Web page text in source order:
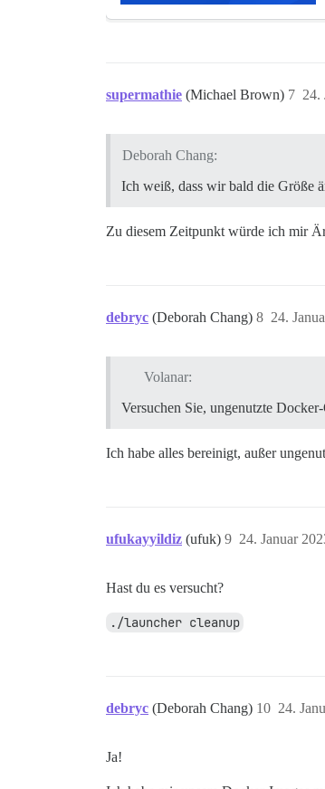
supermathie (Michael Brown) 24.
7
Deborah Chang:
Ich weiß, dass wir bald die Größe
Zu diesem Zeitpunkt würde ich mir
debryc (Deborah Chang) 24.
8
Volanar:
Versuchen Sie, ungenutzte
Ich habe alles bereinigt, außer
ufukayyildiz (ufuk) 24. Januar
9
Hast du es versucht?
./launcher cleanup
debryc (Deborah Chang) 24.
10
Ja!